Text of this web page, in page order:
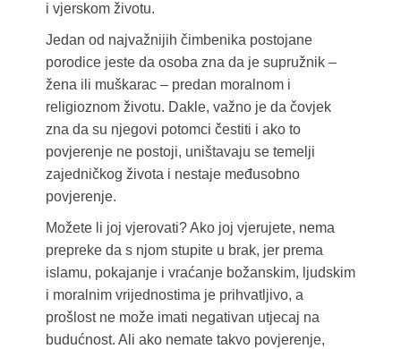
i vjerskom životu.
Jedan od najvažnijih čimbenika postojane
porodice jeste da osoba zna da je supružnik –
žena ili muškarac – predan moralnom i
religioznom životu. Dakle, važno je da čovjek
zna da su njegovi potomci čestiti i ako to
povjerenje ne postoji, uništavaju se temelji
zajedničkog života i nestaje međusobno
povjerenje.
Možete li joj vjerovati? Ako joj vjerujete, nema
prepreke da s njom stupite u brak, jer prema
islamu, pokajanje i vraćanje božanskim, ljudskim
i moralnim vrijednostima je prihvatljivo, a
prošlost ne može imati negativan utjecaj na
budućnost. Ali ako nemate takvo povjerenje,